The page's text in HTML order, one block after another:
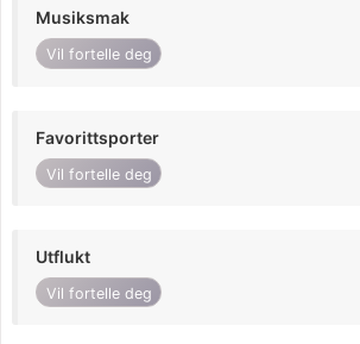
Musiksmak
Vil fortelle deg
Favorittsporter
Vil fortelle deg
Utflukt
Vil fortelle deg